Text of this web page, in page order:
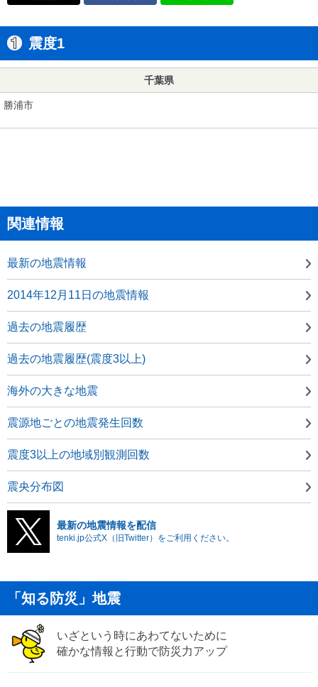
震度1
千葉県
勝浦市
関連情報
最新の地震情報
2014年12月11日の地震情報
過去の地震履歴
過去の地震履歴(震度3以上)
海外の大きな地震
震源地ごとの地震発生回数
震度3以上の地域別観測回数
震央分布図
最新の地震情報を配信
tenki.jp公式X（旧Twitter）をご利用ください。
「知る防災」地震
いざという時にあわてないために
確かな情報と行動で防災力アップ